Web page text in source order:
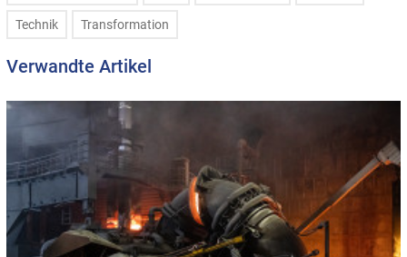
Technik Transformation
Verwandte Artikel